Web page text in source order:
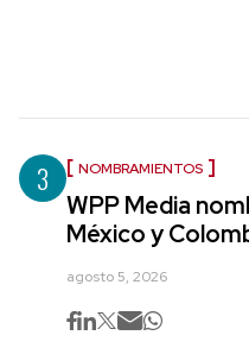
3 NOMBRAMIENTOS
WPP Media
México y
agosto 5, 2026